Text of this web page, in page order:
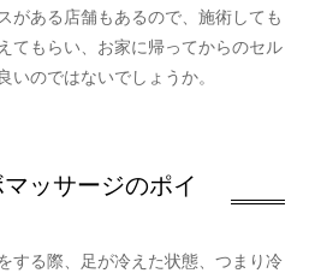
がある店舗もあるので、施術しても
てもらい、お家に帰ってからのセル
いのではないでしょうか。
ッサージのポイ
する際、足が冷えた状態、つまり冷